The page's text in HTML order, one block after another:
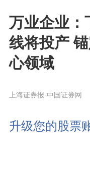
万业企业：
线将投产
心领域
上海证券报·中国证券网
升级您的股票